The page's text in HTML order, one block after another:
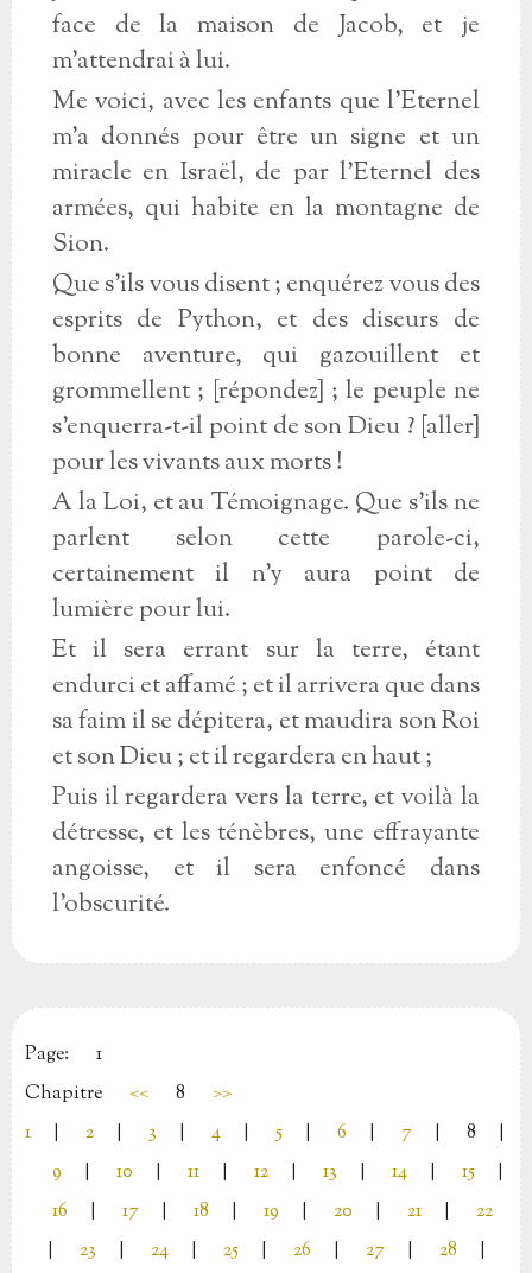
face de la maison de Jacob, et je
m’attendrai à lui.
Me voici, avec les enfants que l’Eternel
m’a donnés pour être un signe et un
miracle en Israël, de par l’Eternel des
armées, qui habite en la montagne de
Sion.
Que s’ils vous disent ; enquérez vous des
esprits de Python, et des diseurs de
bonne aventure, qui gazouillent et
grommellent ; [répondez] ; le peuple ne
s’enquerra-t-il point de son Dieu ? [aller]
pour les vivants aux morts !
A la Loi, et au Témoignage. Que s’ils ne
parlent selon cette parole-ci,
certainement il n’y aura point de
lumière pour lui.
Et il sera errant sur la terre, étant
endurci et affamé ; et il arrivera que dans
sa faim il se dépitera, et maudira son Roi
et son Dieu ; et il regardera en haut ;
Puis il regardera vers la terre, et voilà la
détresse, et les ténèbres, une effrayante
angoisse, et il sera enfoncé dans
l’obscurité.
Page:
1
Chapitre
<< 8
>>
1
2 3 4 5 6 7 8
9
10 11 12 13 14 15
16
17 18 19 20 21
22
23 24 25 26 27 28